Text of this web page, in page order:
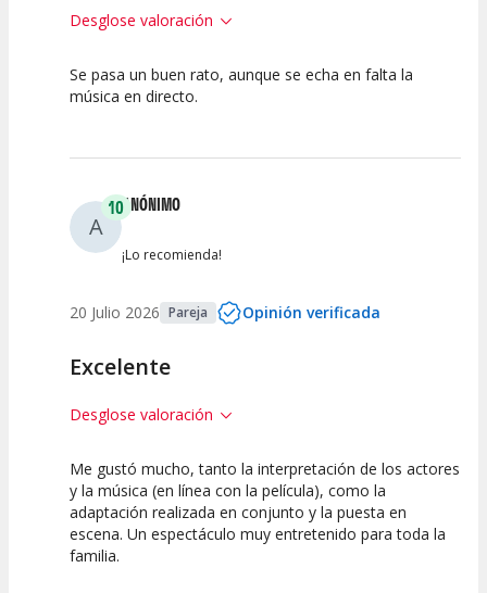
Desglose valoración
7.5 7.5 10
Se pasa un buen rato, aunque se echa en falta la
música en directo.
A
10ANÓNIMO
¡Lo recomienda!
20 Julio 2026 Pareja Opinión verificada
Excelente
Desglose valoración
10
Calidad del
Espectáculo
10
Puesta en
Escena
10
Interpretación
artística
Me gustó mucho, tanto la interpretación de los actores
y la música (en línea con la película), como la
adaptación realizada en conjunto y la puesta en
escena. Un espectáculo muy entretenido para toda la
familia.